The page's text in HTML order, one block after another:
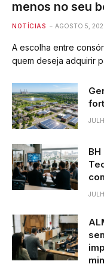
menos no seu
NOTÍCIAS AGOSTO 5,
A escolha entre
quem deseja adquirir